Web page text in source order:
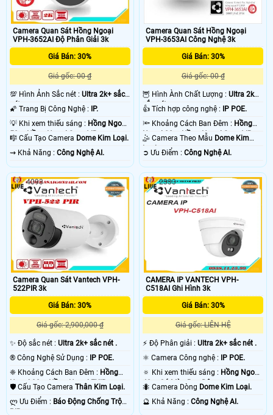
Camera Quan Sát Hồng Ngoại
VPH-3652AI Độ Phân Giải 3k
Giá Bán: 30%
Giá gốc: 00 ₫
💯 Hình Ảnh Sắc nét : Ultra 2k+ sắc
nét .
🌠 Trang Bị Công Nghệ :
IP.
💡 Khi xem thiếu sáng : Hồng Ngoại
50m Hồng Ngoại Smart IR.
🎼️ Cấu Tạo Camera Dome Kim Loại.
️⇝ Khả Năng : Công Nghệ AI.
Camera Quan Sát Hồng Ngoại
VPH-3653AI Công Nghệ 3k
Giá Bán: 30%
Giá gốc: 00 ₫
🦉 Hình Ành Chất Lượng :Ultra 2k+
sắc nét .
👍 Tích hợp công nghệ :
IP POE.
🔦 Khoảng Cách Ban Đêm : Hồng
Ngoại 20m Hồng Ngoại Smart IR.
🤹 Camera Theo Mẫu Dome Kim
Loại.
️➲ Ưu Điểm :Công Nghệ AI.
Camera Quan Sát Vantech VPH-
522PIR 3k
Giá Bán: 30%
Giá gốc: 2,900,000 ₫
✨ Độ sắc nét : Ultra 2k+ sắc nét .
®️ Công Nghệ Sử Dụng :
IP POE.
❈ Khoảng Cách Ban Đêm : Hồng
Ngoại 30m Hồng Ngoại EXIR.
🛡 Cấu Tạo Camera Thân Kim Loại.
️ლ Ưu Điểm : Báo Động Chống Trộm
4093
CAMERA IP VANTECH VPH-
C518AI Ghi Hình 3k
Giá Bán: 30%
Giá gốc: LIÊN HỆ
️⚡ Độ Phân giải :Ultra 2k+ sắc nét .
⚛️ Camera Công nghệ :
IP POE.
🔅 Khi xem thiếu sáng : Hồng Ngoại
40m Có Màu Ban Đêm.
🐜 Camera Dòng Dome Kim Loại.
️🔮 Khả Năng :Công Nghệ AI.
2333